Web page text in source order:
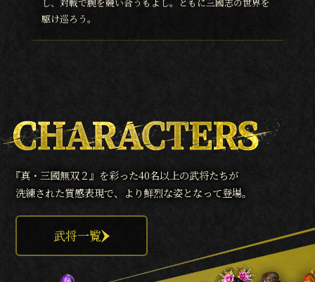
し、対戦で腕を競い合うもよし。ともに三國志の世界を
駆け巡ろう。
『真・三國無双２』を彩った40名以上の武将たちが
洗練された質感表現で、より鮮烈な姿となって登場。
武将一覧